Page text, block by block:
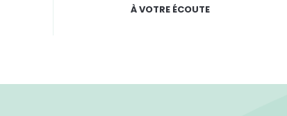
À VOTRE ÉCOUTE